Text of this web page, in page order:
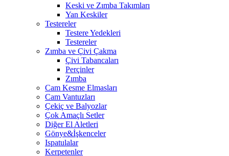
Keski ve Zımba Takımları
Yan Keskiler
Testereler
Testere Yedekleri
Testereler
Zımba ve Çivi Çakma
Çivi Tabancaları
Perçinler
Zımba
Cam Kesme Elmasları
Cam Vantuzları
Çekiç ve Balyozlar
Çok Amaçlı Setler
Diğer El Aletleri
Gönye&İşkenceler
Ispatulalar
Kerpetenler